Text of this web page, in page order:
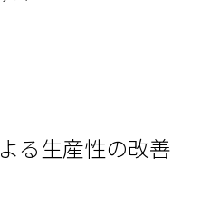
る生産性の改善